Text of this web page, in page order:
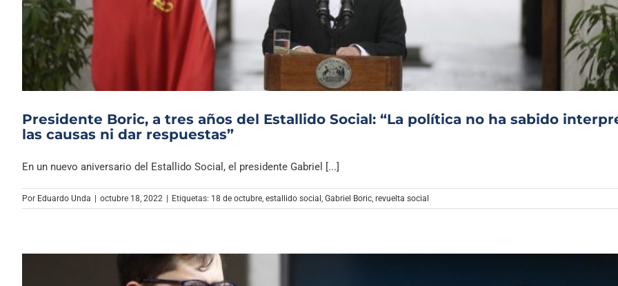
Presidente Boric, a tres años del Estallido Social: “La política no ha sabido
las causas ni dar respuestas”
En un nuevo aniversario del Estallido Social, el presidente Gabriel [...]
Por Eduardo Unda octubre 18, 2022 Etiquetas: 18 de octubre, estallido social , Gabriel Boric, revuelta social